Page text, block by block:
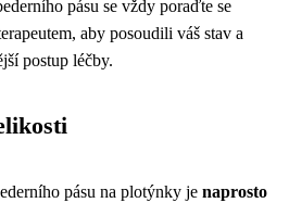
pásu se vždy poraďte se
aby posoudili váš stav a
postup léčby.
pásu na plotýnky je naprosto